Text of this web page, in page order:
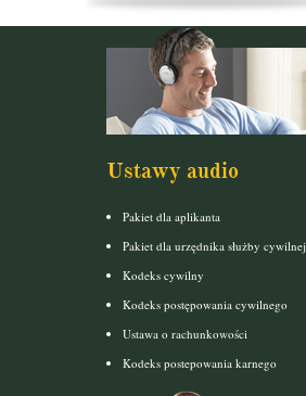
Ustawy audio
Pakiet dla aplikanta
Pakiet dla urzędnika służby cywilnej
Kodeks cywilny
Kodeks postępowania cywilnego
Ustawa o rachunkowości
Kodeks postepowania karnego